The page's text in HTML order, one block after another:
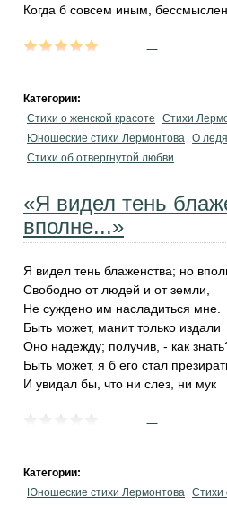
Когда б совсем иным,
Категории:
Стихи о женской красоте
Стихи
Юношеские стихи Лермонтова О
Стихи об отвергнутой любви
«Я видел тень
вполне...»
Я видел тень блаженства; но
Свободно от людей и от земли,
Не суждено им насладиться мне.
Быть может, манит только издали
Оно надежду; получив, - как
Быть может, я б его стал
И увидал бы, что ни слез, ни мук
Категории:
Юношеские стихи Лермонтова Стихи